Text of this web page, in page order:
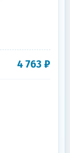
4 763₽